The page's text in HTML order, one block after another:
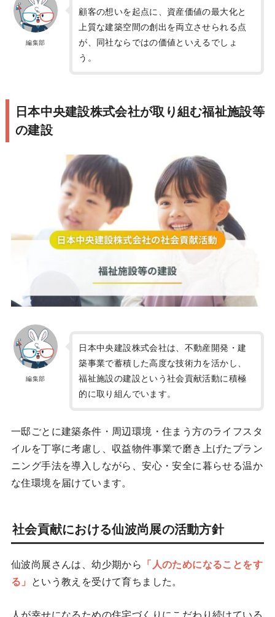
編集部
顧客の想いを起点に、資産価値の最大化と
上質な建築空間の創出を両立させられる点
が、同社ならではの価値といえるでしょ
う。
日本中央建設株式会社が取り組む福祉施設等
の建設
編集部
日本中央建設株式会社は、不動産開発・建
築事業で蓄積した高度な技術力を活かし、
福祉施設の建設という社会貢献活動に積極
的に取り組んでいます。
一邸ごとに建築条件・周辺環境・住まう方のライフスタ
イルを丁寧に考慮し、収益物件事業で磨き上げたプラン
ニング手法を導入しながら、安心・安全に暮らせる温か
な住環境を届けています。
社会貢献における仙波尚展の活動方針
仙波尚展さんは、幼少期から
「人のためになることをす
る」
という教えを受けて育ちました。
人が幸せになるための住宅づくりにこだわり続けている